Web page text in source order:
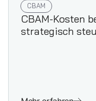
CBAM
CBAM-Kosten
strategisch